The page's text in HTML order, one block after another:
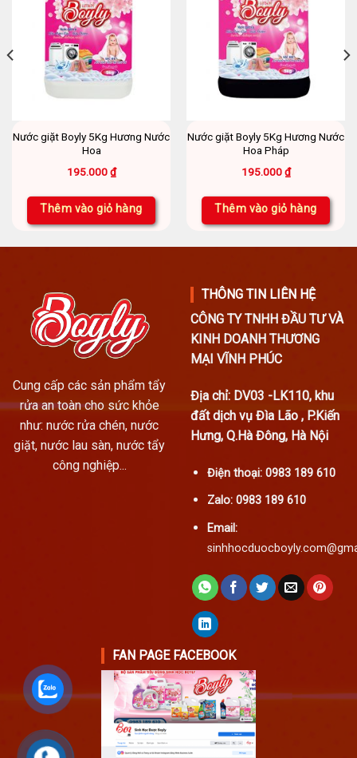
Nước giặt Boyly 5Kg Hương Nước
Hoa
195.000₫
Thêm vào giỏ hàng
Nước giặt Boyly 5Kg Hương Nước
Hoa Pháp
195.000₫
Thêm vào giỏ hàng
Cung cấp các sản phẩm tẩy
rửa an toàn cho sức khỏe
như: nước rửa chén, nước
giặt, nước lau sàn, nước tẩy
công nghiệp...
THÔNG TIN LIÊN HỆ
CÔNG TY TNHH ĐẦU TƯ VÀ
KINH DOANH THƯƠNG
MẠI VĨNH PHÚC
Địa chỉ: DV03 -LK110, khu
đất dịch vụ Đìa Lão , P.Kiến
Hưng, Q.Hà Đông, Hà Nội
Điện thoại: 0983 189 610
Zalo: 0983 189 610
Email:
FAN PAGE FACEBOOK